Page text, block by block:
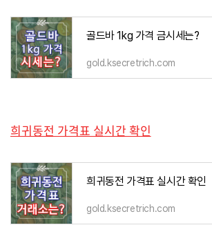
골드바 1kg 가격 금시세는?
gold.ksecretrich.com
희귀동전 가격표 실시간 확인
희귀동전 가격표 실시간 확인
gold.ksecretrich.com